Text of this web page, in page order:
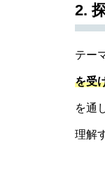
2.
テー
を受
を通
理解